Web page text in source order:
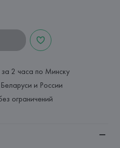
2 часа по Минску
и России
ограничений